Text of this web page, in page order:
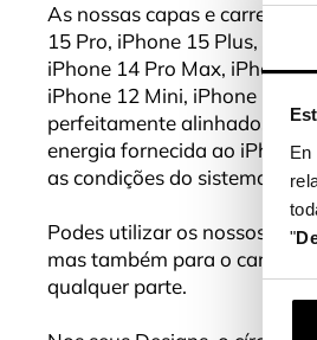
"
As nossas capas e
15 Pro, iPhone 15 Plus,
iPhone 14 Pro Max, iPhone
iPhone 12 Mini, iPhone 12
perfeitamente alinhados e
energia fornecida ao iPhone
as condições do sistema.
Podes utilizar os nossos
mas também para o
qualquer parte.